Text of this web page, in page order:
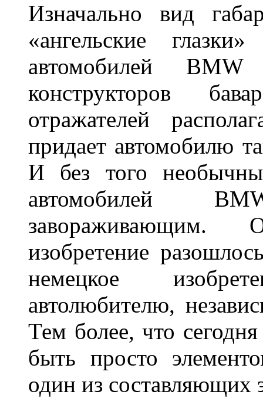
Изначально вид
«ангельские
автомобилей
конструкторов
отражателей
придает автомобилю
И без того
автомобилей
завораживающим.
изобретение
немецкое
автолюбителю,
Тем более, что сегодня
быть просто
один из